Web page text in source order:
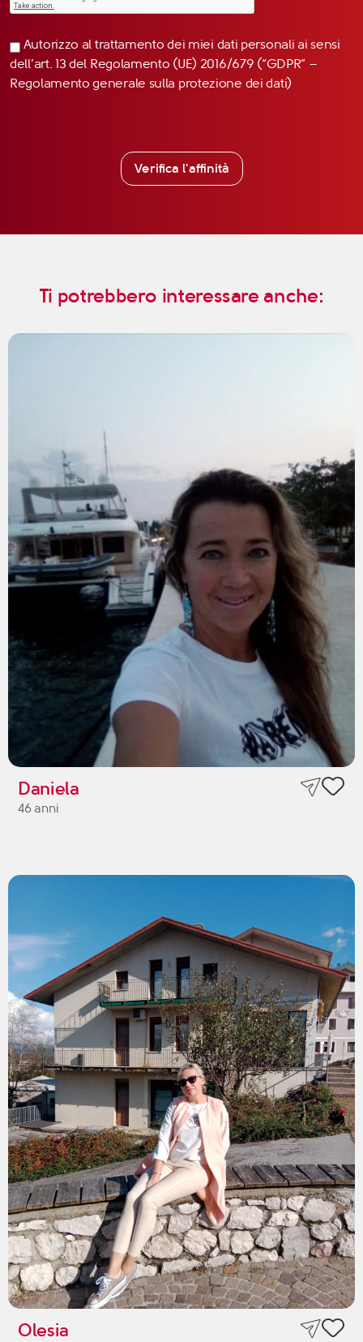
Autorizzo al trattamento dei miei dati personali ai sensi
dell’art. 13 del Regolamento (UE) 2016/679 (“GDPR” –
Regolamento generale sulla protezione dei dati)
Verifica l'affinità
Ti potrebbero interessare anche:
Daniela
46 anni
Olesia